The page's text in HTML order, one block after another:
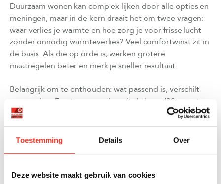
Toestemming Details Over
Deze website maakt gebruik van cookies
Duurzaam wonen kan complex lijken door alle opties en
meningen, maar in de kern draait het om twee vragen:
waar verlies je warmte en hoe zorg je voor frisse lucht
zonder onnodig warmteverlies? Veel comfortwinst zit in
de basis. Als die op orde is, werken grotere
maatregelen beter en merk je sneller resultaat.
Belangrijk om te onthouden: wat passend is, verschilt
per woning. Een tussenwoning uit de jaren ’30 vraagt
andere stappen dan een appartement uit de jaren ’90.
Zie verduurzamen daarom niet als één vast lijstje, maar
als maatwerk.
Waar merk je het het meest aan?